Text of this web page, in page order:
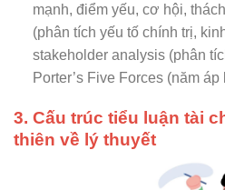
mạnh, điểm yếu, cơ hội,
(phân tích yếu tố chính trị,
stakeholder analysis (phân
Porter’s Five Forces (năm
3. Cấu trúc tiểu luận tài
thiên về lý thuyết